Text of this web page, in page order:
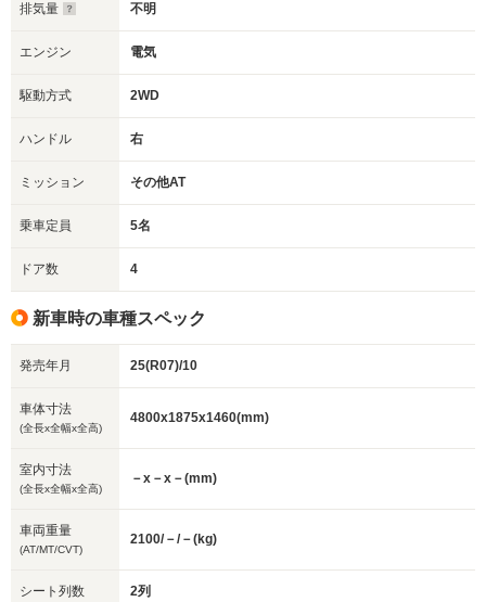
排気量 不明
エンジン 電気
駆動方式 2WD
ハンドル 右
ミッション その他AT
乗車定員 5名
ドア数 4
新車時の車種スペック
発売年月 25(R07)/10
車体寸法
(全長x全幅x全高)
4800x1875x1460(mm)
室内寸法
(全長x全幅x全高)
－x－x－(mm)
車両重量
(AT/MT/CVT)
2100/－/－(kg)
シート列数 2列